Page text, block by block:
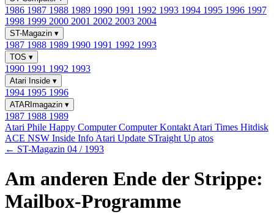
1986 1987 1988 1989 1990 1991 1992 1993 1994 1995 1996 1997
1998 1999 2000 2001 2002 2003 2004
ST-Magazin ▾
1987 1988 1989 1990 1991 1992 1993
TOS ▾
1990 1991 1992 1993
Atari Inside ▾
1994 1995 1996
ATARImagazin ▾
1987 1988 1989
Atari Phile Happy ComputerComputer Kontakt Atari Times Hitdisk
ACE NSW Inside Info Atari Update STraight Up atos
← ST-Magazin 04 / 1993
Am anderen Ende der Strippe:
Mailbox-Programme